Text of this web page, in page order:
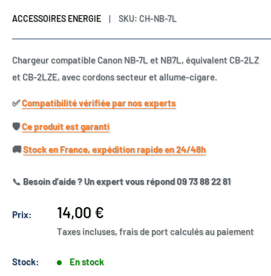
ACCESSOIRES ENERGIE SKU: CH-NB-7L
Chargeur compatible Canon NB-7L et NB7L, équivalent CB-2LZ
et CB-2LZE, avec cordons secteur et allume-cigare.
✅​Compatibilité vérifiée par nos experts
🛡️​Ce produit est garanti
🚚​Stock en France, expédition rapide en 24/48h
📞 Besoin d’aide ? Un expert vous répond 09 73 88 22 81
Prix:
Prix
réduit
14,00 €
Taxes incluses, frais de port calculés au paiement
Stock: En stock